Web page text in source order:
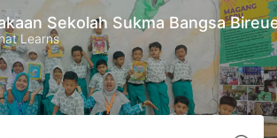
Sekolah Sukma Bangsa
Learns